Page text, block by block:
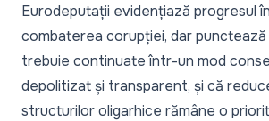
Eurodeputații evidențiază progresul
combaterea corupției, dar
trebuie continuate într-un mod
depolitizat și transparent, și că
structurilor oligarhice rămâne o